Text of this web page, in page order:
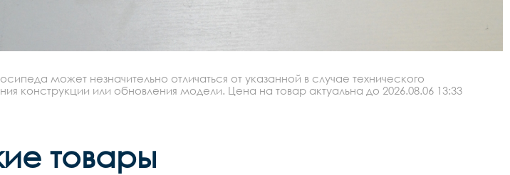
может незначительно отличаться от указанной в случае технического
конструкции или обновления модели. Цена на товар актуальна до 2026.08.06 13:33
товары